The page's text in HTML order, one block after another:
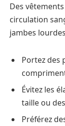
Des
circulation
jambes
Portez des
Évitez les
taille ou
Préférez